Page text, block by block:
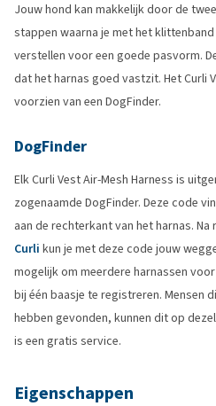
Jouw hond kan makkelijk door de
stappen waarna je met het
verstellen voor een goede pasvorm.
dat het harnas goed vastzit. Het Curli
voorzien van een DogFinder.
DogFinder
Elk Curli Vest Air-Mesh Harness is
zogenaamde DogFinder. Deze code
aan de rechterkant van het harnas.
Curli kun je met deze code jouw
mogelijk om meerdere harnassen
bij één baasje te registreren. Mensen
hebben gevonden, kunnen dit op
is een gratis service.
Eigenschappen